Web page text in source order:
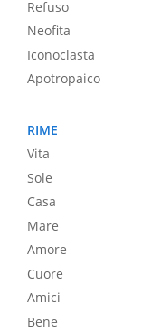
Refuso
Neofita
Iconoclasta
Apotropaico
RIME
Vita
Sole
Casa
Mare
Amore
Cuore
Amici
Bene